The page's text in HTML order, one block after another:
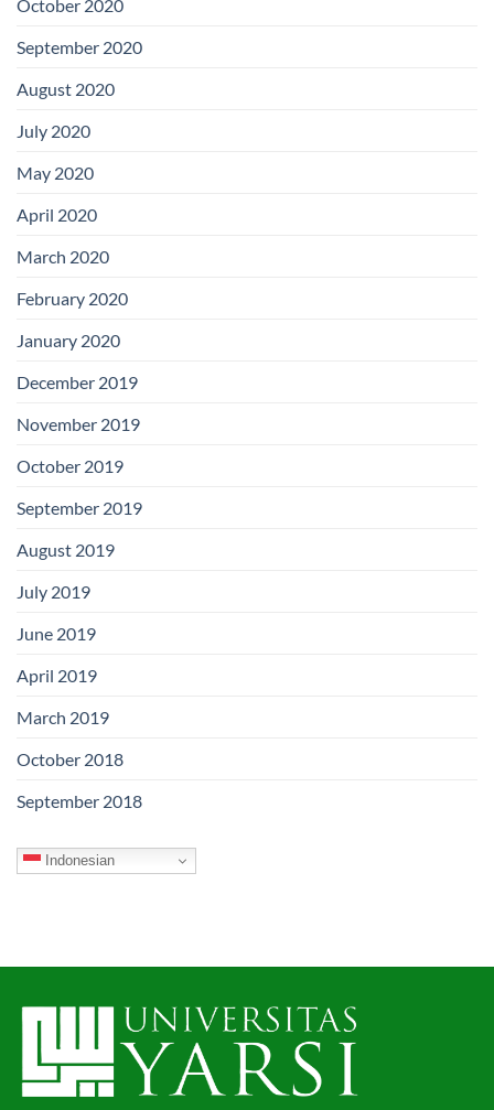
October 2020
September 2020
August 2020
July 2020
May 2020
April 2020
March 2020
February 2020
January 2020
December 2019
November 2019
October 2019
September 2019
August 2019
July 2019
June 2019
April 2019
March 2019
October 2018
September 2018
Indonesian